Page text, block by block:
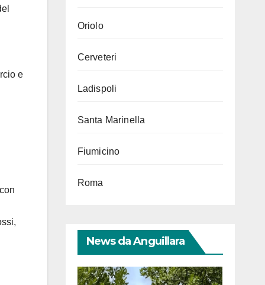
e
Oriolo
Cerveteri
Ladispoli
Santa Marinella
Fiumicino
Roma
News da Anguillara